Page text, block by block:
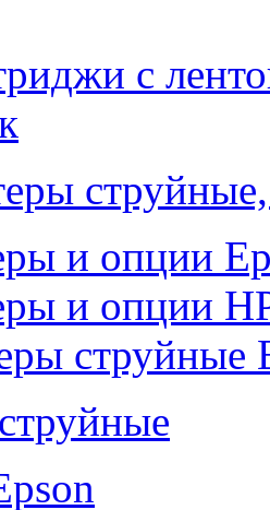
с
и опции
и опции
струйные